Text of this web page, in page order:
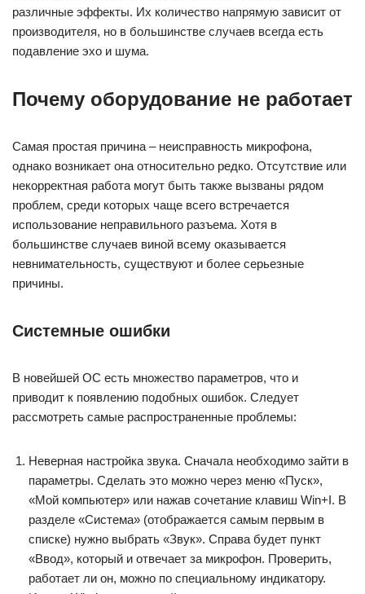
различные эффекты. Их количество напрямую зависит от
производителя, но в большинстве случаев всегда есть
подавление эхо и шума.
Почему оборудование не работает
Самая простая причина – неисправность микрофона,
однако возникает она относительно редко. Отсутствие или
некорректная работа могут быть также вызваны рядом
проблем, среди которых чаще всего встречается
использование неправильного разъема. Хотя в
большинстве случаев виной всему оказывается
невнимательность, существуют и более серьезные
причины.
Системные ошибки
В новейшей ОС есть множество параметров, что и
приводит к появлению подобных ошибок. Следует
рассмотреть самые распространенные проблемы:
Неверная настройка звука. Сначала необходимо зайти в
параметры. Сделать это можно через меню «Пуск»,
«Мой компьютер» или нажав сочетание клавиш Win+I. В
разделе «Система» (отображается самым первым в
списке) нужно выбрать «Звук». Справа будет пункт
«Ввод», который и отвечает за микрофон. Проверить,
работает ли он, можно по специальному индикатору.